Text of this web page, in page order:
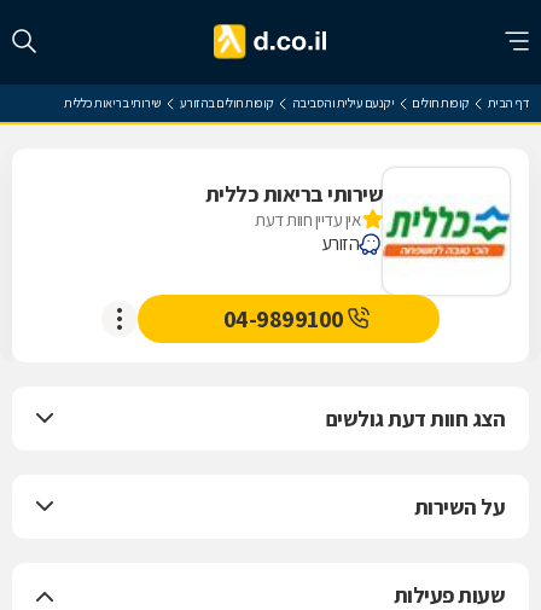
דף הבית קופות חולים יקנעם עילית והסביבה קופות חולים בהזורע שירותי בריאות כללית
שירותי בריאות כללית
אין עדיין חוות דעת
הזורע
04-9899100
הצג חוות דעת גולשים
על השירות
שעות פעילות